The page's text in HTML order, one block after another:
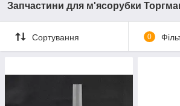
Запчастини для м'ясорубки
Сортування 0